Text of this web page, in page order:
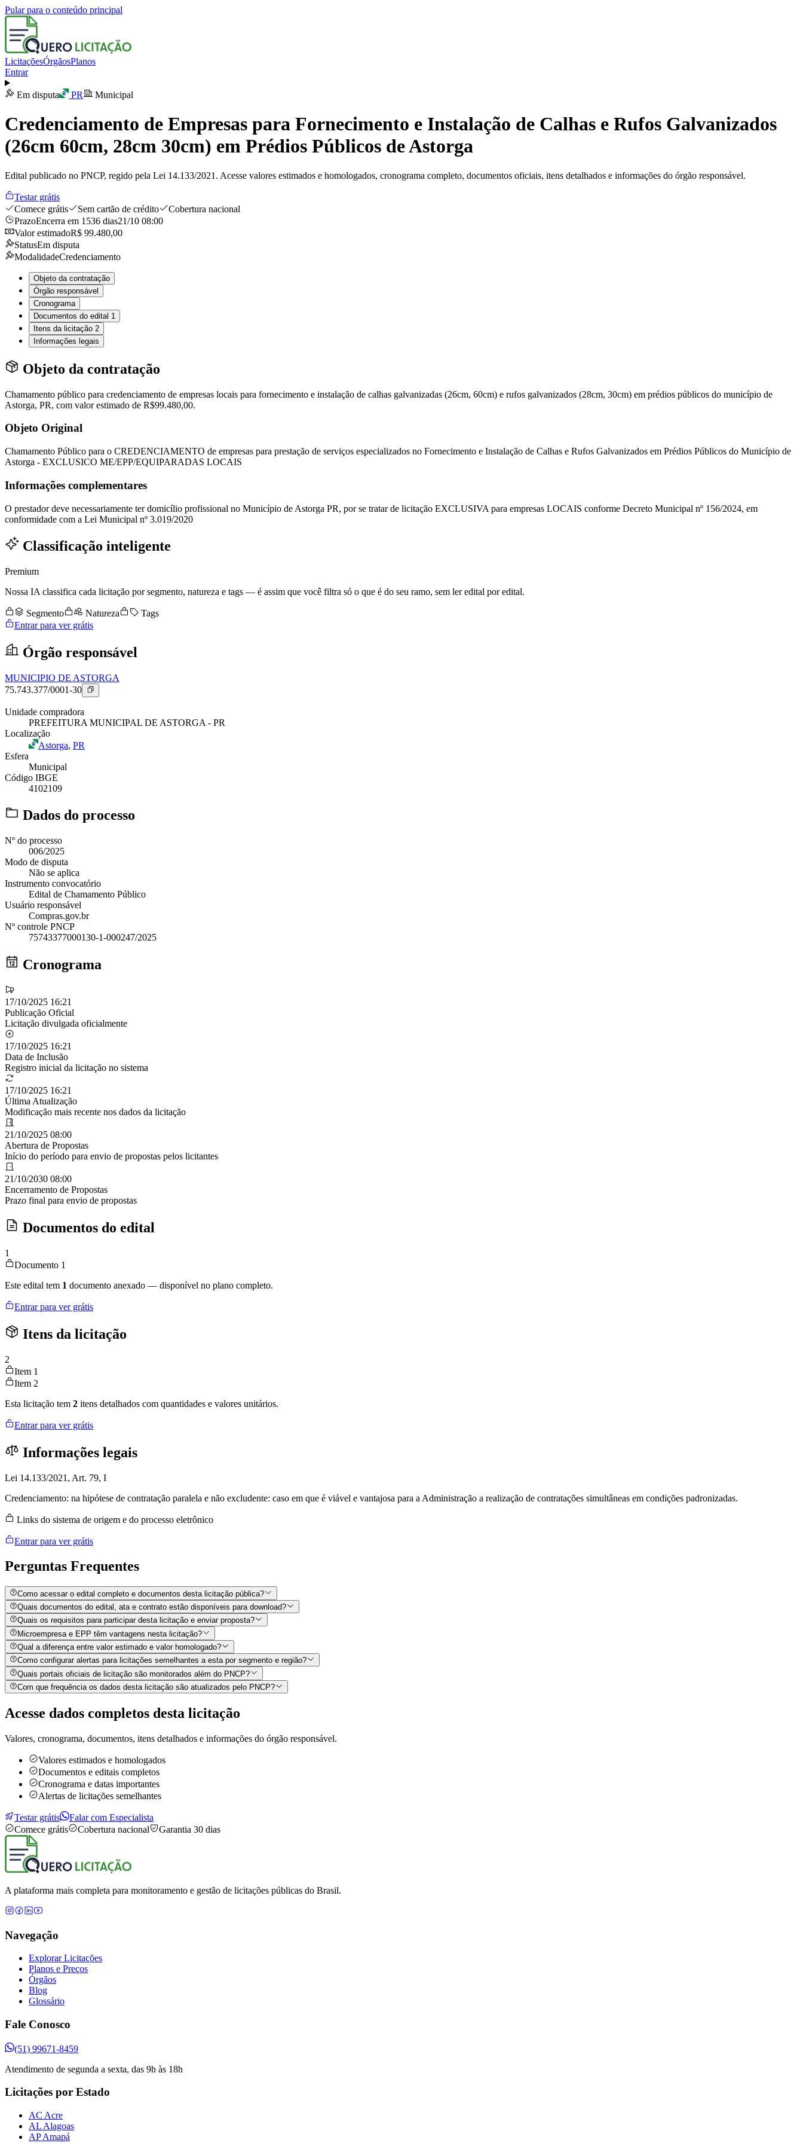
Pular para o conteúdo principal
LicitaçõesÓrgãosPlanos
Entrar
Em disputa PR Municipal
Credenciamento de Empresas para Fornecimento e Instalação de Calhas e Rufos Galvanizados
(26cm 60cm, 28cm 30cm) em Prédios Públicos de Astorga
Edital publicado no PNCP, regido pela Lei 14.133/2021. Acesse valores estimados e homologados, cronograma completo, documentos oficiais, itens detalhados e informações do órgão responsável.
Testar grátis
Comece grátis
Sem cartão de crédito
Cobertura nacional
PrazoEncerra em 1536 dias21/10 08:00
Valor estimadoR$ 99.480,00
StatusEm disputa
ModalidadeCredenciamento
Objeto da contratação
Órgão responsável
Cronograma
Documentos do edital 1
Itens da licitação 2
Informações legais
Objeto da contratação
Chamamento público para credenciamento de empresas locais para fornecimento e instalação de calhas galvanizadas (26cm, 60cm) e rufos galvanizados (28cm, 30cm) em prédios públicos do município de
Astorga, PR, com valor estimado de R$99.480,00.
Objeto Original
Chamamento Público para o CREDENCIAMENTO de empresas para prestação de serviços especializados no Fornecimento e Instalação de Calhas e Rufos Galvanizados em Prédios Públicos do Município de
Astorga - EXCLUSICO ME/EPP/EQUIPARADAS LOCAIS
Informações complementares
O prestador deve necessariamente ter domicílio profissional no Município de Astorga PR, por se tratar de licitação EXCLUSIVA para empresas LOCAIS conforme Decreto Municipal nº 156/2024, em
conformidade com a Lei Municipal nº 3.019/2020
Classificação inteligente
Premium
Nossa IA classifica cada licitação por segmento, natureza e tags — é assim que você filtra só o que é do seu ramo, sem ler edital por edital.
Segmento Natureza
Tags
Entrar para ver grátis
Órgão responsável
MUNICIPIO DE ASTORGA
75.743.377/0001-30
Unidade compradora
PREFEITURA MUNICIPAL DE ASTORGA - PR
Localização
Astorga, PR
Esfera
Municipal
Código IBGE
4102109
Dados do processo
Nº do processo
006/2025
Modo de disputa
Não se aplica
Instrumento convocatório
Edital de Chamamento Público
Usuário responsável
Compras.gov.br
Nº controle PNCP
75743377000130-1-000247/2025
Cronograma
17/10/2025 16:21
Publicação Oficial
Licitação divulgada oficialmente
17/10/2025 16:21
Data de Inclusão
Registro inicial da licitação no sistema
17/10/2025 16:21
Última Atualização
Modificação mais recente nos dados da licitação
21/10/2025 08:00
Abertura de Propostas
Início do período para envio de propostas pelos licitantes
21/10/2030 08:00
Encerramento de Propostas
Prazo final para envio de propostas
Documentos do edital
1
Documento 1
Este edital tem 1 documento anexado — disponível no plano completo.
Entrar para ver grátis
Itens da licitação
2
Item 1
Item 2
Esta licitação tem 2 itens detalhados com quantidades e valores unitários.
Entrar para ver grátis
Informações legais
Lei 14.133/2021, Art. 79, I
Credenciamento: na hipótese de contratação paralela e não excludente: caso em que é viável e vantajosa para a Administração a realização de contratações simultâneas em condições padronizadas.
Links do sistema de origem e do processo eletrônico
Entrar para ver grátis
Perguntas Frequentes
Como acessar o edital completo e documentos desta licitação pública?
Quais documentos do edital, ata e contrato estão disponíveis para download?
Quais os requisitos para participar desta licitação e enviar proposta?
Microempresa e EPP têm vantagens nesta licitação?
Qual a diferença entre valor estimado e valor homologado?
Como configurar alertas para licitações semelhantes a esta por segmento e região?
Quais portais oficiais de licitação são monitorados além do PNCP?
Com que frequência os dados desta licitação são atualizados pelo PNCP?
Acesse dados completos desta licitação
Valores, cronograma, documentos, itens detalhados e informações do órgão responsável.
Valores estimados e homologados
Documentos e editais completos
Cronograma e datas importantes
Alertas de licitações semelhantes
Testar grátis
Falar com Especialista
Comece grátis
Cobertura nacional Garantia 30 dias
A plataforma mais completa para monitoramento e gestão de licitações públicas do Brasil.
Navegação
Explorar Licitações
Planos e Preços
Órgãos
Blog
Glossário
Fale Conosco
(51) 99671-8459
Atendimento de segunda a sexta, das 9h às 18h
Licitações por Estado
AC Acre
AL Alagoas
AP Amapá